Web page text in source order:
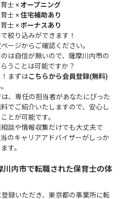
士 ×オープニング
士 ×住宅補助あり
士 ×ボーナスあり
絞り込みができます！
ージからご確認ください。
は自信が無いので、薩摩川内市の
うことは可能ですか？
まずはこちらから会員登録(無料)
、専任の担当者があなたにぴった
でご紹介いたしますので、安心し
とが可能です。
談や情報収集だけでも大丈夫で
のキャリアアドバイザーがしっか
す。
川内市で転職された保育士の体
録いただき、東京都の事業所に転